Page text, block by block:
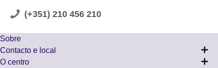
Telephone
(+351) 210 456 210
Sobre
Contacto e local
O centro